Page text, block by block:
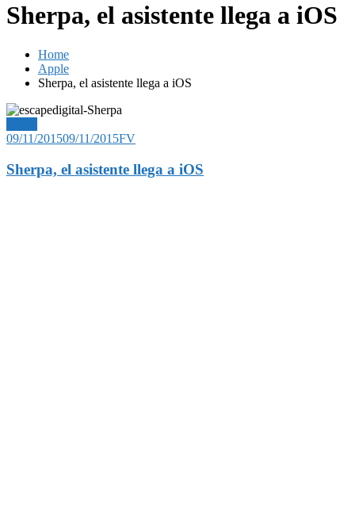
Sherpa, el asistente llega a iOS
Home
Apple
Sherpa, el asistente llega a iOS
09/11/201509/11/2015FV
Sherpa, el asistente llega a iOS